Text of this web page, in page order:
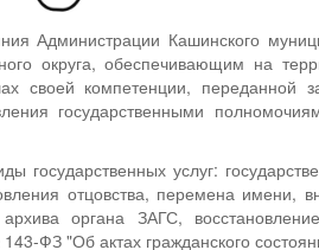
Администрации Кашинского
округа, обеспечивающим на
своей компетенции,
государственными
государственных услуг:
отцовства, перемена
органа ЗАГС,
ФЗ "Об актах гражданского